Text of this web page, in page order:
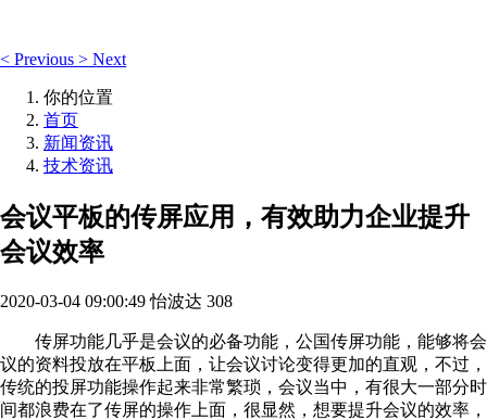
< Previous > Next
你的位置
首页
新闻资讯
技术资讯
会议平板的传屏应用，有效助力企业提升
会议效率
2020-03-04 09:00:49 怡波达 308
传屏功能几乎是会议的必备功能，公国传屏功能，能够将会
议的资料投放在平板上面，让会议讨论变得更加的直观，不过，
传统的投屏功能操作起来非常繁琐，会议当中，有很大一部分时
间都浪费在了传屏的操作上面，很显然，想要提升会议的效率，